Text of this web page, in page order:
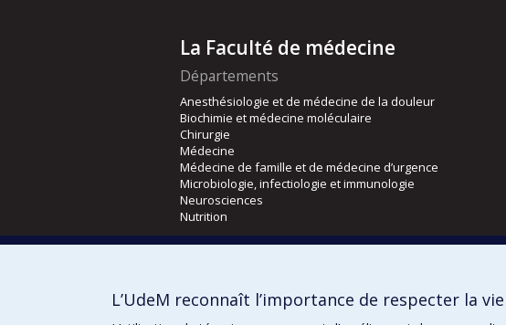
La Faculté de médecine
Départements
Anesthésiologie et de médecine de la douleur
Biochimie et médecine moléculaire
Chirurgie
Médecine
Médecine de famille et de médecine d’urgence
Microbiologie, infectiologie et immunologie
Neurosciences
Nutrition
Orthophonie et audiologie
L’UdeM reconnaît l’importance de respecter la